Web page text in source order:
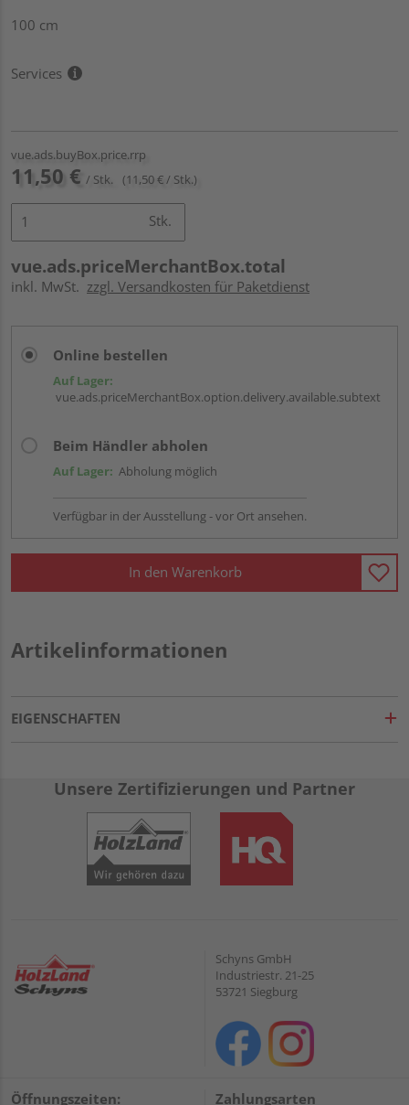
100 cm
Services
vue.ads.buyBox.price.rrp
11,50 € / Stk. (11,50 € / Stk.)
Stk.
vue.ads.priceMerchantBox.total
inkl. MwSt. zzgl. Versandkosten für Paketdienst
Online bestellen
Auf Lager:
vue.ads.priceMerchantBox.option.delivery.available.subtext
Beim Händler abholen
Auf Lager: Abholung möglich
Verfügbar in der Ausstellung - vor Ort ansehen.
In den Warenkorb
Artikelinformationen
EIGENSCHAFTEN
Unsere Zertifizierungen und Partner
Schyns GmbH
Industriestr. 21-25
53721 Siegburg
Öffnungszeiten: Zahlungsarten